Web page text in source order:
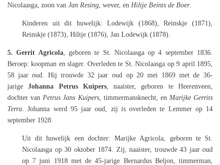
Nicolaasga, zoon van Jan Resing, wever, en Hiltje Beints de Boer.
Kinderen uit dit huwelijk: Lodewijk (1868), Reinskje (1871),
Reinskje (1873), Hiltje (1876), Jan Lodewijk (1878).
5. Gerrit Agricola, geboren te St. Nicolaasga op 4 september 1836.
Beroep: koopman en slager. Overleden te St. Nicolaasga op 9 april 1895,
58 jaar oud. Hij trouwde 32 jaar oud op 20 mei 1869 met de 36-
jarigeJohanna Petrus Kuipers, naaister, geboren te Heerenveen,
dochter van Petrus Jans Kuipers, timmermansknecht, en Marijke Gerrits
Terra. Johanna werd 95 jaar oud, zij is overleden te Lemmer op 14
september 1928.
Uit dit huwelijk een dochter: Marijke Agricola, geboren te St.
Nicolaasga op 30 oktober 1874. Zij, naaister, trouwde 43 jaar oud
op 7 juni 1918 met de 45-jarige Bernardus Beljon, timmerman,